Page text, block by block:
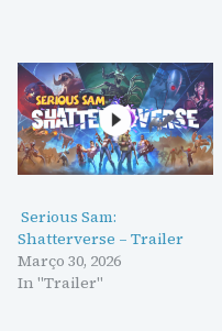
Serious Sam:
Shatterverse – Trailer
Março 30, 2026
In "Trailer"